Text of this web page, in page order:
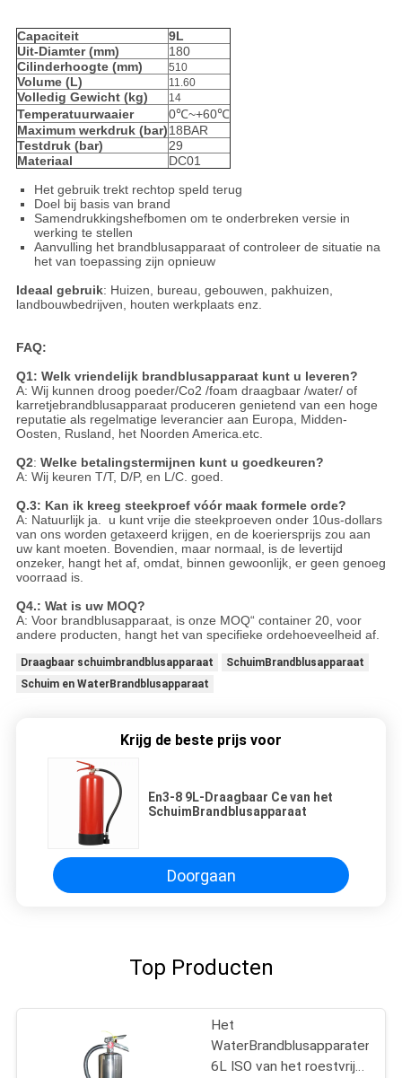
Capaciteit
9L
Uit-Diamter (mm)
180
Cilinderhoogte (mm)
510
Volume (L) 11.60
Volledig Gewicht (kg) 14
Temperatuurwaaier
0℃~+60℃
Maximum werkdruk (bar)18BAR
Testdruk (bar)
29
Materiaal
DC01
Het gebruik trekt rechtop speld terug
Doel bij basis van brand
Samendrukkingshefbomen om te onderbreken versie in
werking te stellen
Aanvulling het brandblusapparaat of controleer de situatie na
het van toepassing zijn opnieuw
Ideaal gebruik: Huizen, bureau, gebouwen, pakhuizen,
landbouwbedrijven, houten werkplaats enz.
FAQ:
Q1: Welk vriendelijk brandblusapparaat kunt u leveren?
A: Wij kunnen droog poeder/Co2 /foam draagbaar /water/ of
karretjebrandblusapparaat produceren genietend van een hoge
reputatie als regelmatige leverancier aan Europa, Midden-
Oosten, Rusland, het Noorden America.etc.
Q2: Welke betalingstermijnen kunt u goedkeuren?
A: Wij keuren T/T, D/P, en L/C. goed.
Q.3: Kan ik kreeg steekproef vóór maak formele orde?
A: Natuurlijk ja. u kunt vrije die steekproeven onder 10us-dollars
van ons worden getaxeerd krijgen, en de koeriersprijs zou aan
uw kant moeten. Bovendien, maar normaal, is de levertijd
onzeker, hangt het af, omdat, binnen gewoonlijk, er geen genoeg
voorraad is.
Q4.: Wat is uw MOQ?
A: Voor brandblusapparaat, is onze MOQ“ container 20, voor
andere producten, hangt het van specifieke ordehoeveelheid af.
Draagbaar schuimbrandblusapparaat
SchuimBrandblusapparaat
Schuim en WaterBrandblusapparaat
Krijg de beste prijs voor
En3-8 9L-Draagbaar Ce van het
SchuimBrandblusapparaat
Doorgaan
Top Producten
Het
WaterBrandblusapparaten
6L ISO van het roestvrij